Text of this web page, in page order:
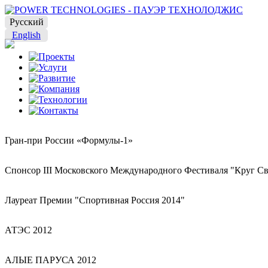
Русский
English
Гран-при России «Формулы-1»
Спонсор III Московского Международного Фестиваля "Круг
Лауреат Премии "Спортивная Россия 2014"
АТЭС 2012
АЛЫЕ ПАРУСА 2012